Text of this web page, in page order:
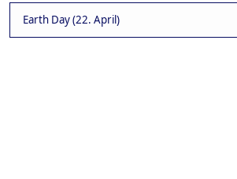
Earth Day (22. April)